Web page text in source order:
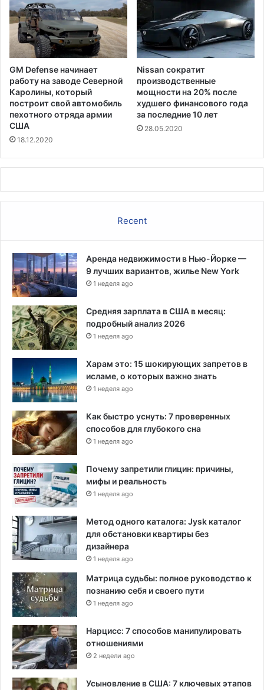
GM Defense начинает
работу на заводе Северной
Каролины, который
построит свой автомобиль
пехотного отряда армии
США
18.12.2020
Nissan сократит
производственные
мощности на 20% после
худшего финансового года
за последние 10 лет
28.05.2020
Recent
Аренда недвижимости в Нью-Йорке —
9 лучших вариантов, жилье New York
1 неделя ago
Средняя зарплата в США в месяц:
подробный анализ 2026
1 неделя ago
Харам это: 15 шокирующих запретов в
исламе, о которых важно знать
1 неделя ago
Как быстро уснуть: 7 проверенных
способов для глубокого сна
1 неделя ago
Почему запретили глицин: причины,
мифы и реальность
1 неделя ago
Метод одного каталога: Jysk каталог
для обстановки квартиры без
дизайнера
1 неделя ago
Матрица судьбы: полное руководство к
познанию себя и своего пути
1 неделя ago
Нарцисс: 7 способов манипулировать
отношениями
2 недели ago
Усыновление в США: 7 ключевых этапов